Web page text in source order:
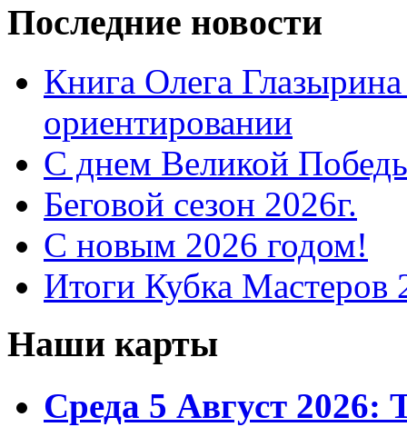
Последние новости
Книга Олега
ориентировании
С днем Великой
Беговой сезон 2026г.
С новым 2026 годом!
Итоги Кубка Мастеров
Наши карты
Среда 5 Август 2026: